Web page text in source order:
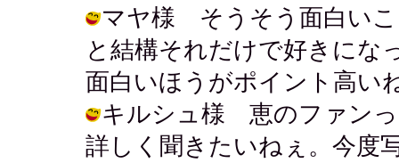
マヤ様 そうそう面白いこ
と結構それだけで好きにな
面白いほうがポイント高い
キルシュ様 恵のファンっ
詳しく聞きたいねぇ。今度